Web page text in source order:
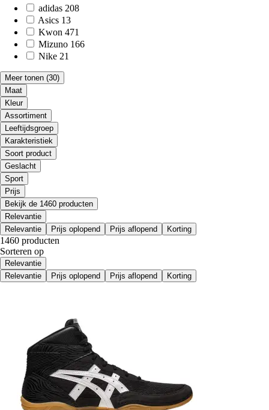
adidas 208
Asics 13
Kwon 471
Mizuno 166
Nike 21
Meer tonen (30)
Maat
Kleur
Assortiment
Leeftijdsgroep
Karakteristiek
Soort product
Geslacht
Sport
Prijs
Bekijk de 1460 producten
Relevantie
Relevantie
Prijs oplopend Prijs aflopend Korting
1460 producten
Sorteren op
Relevantie
Relevantie
Prijs oplopend Prijs aflopend Korting